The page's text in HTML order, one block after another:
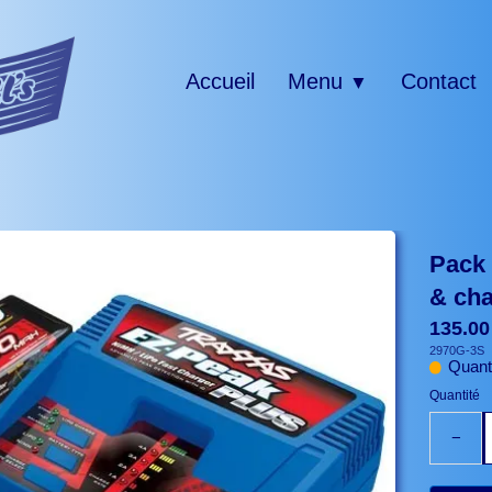
Accueil Menu ▼ Contact
Pack
&
2970G-3S
Quantité
−